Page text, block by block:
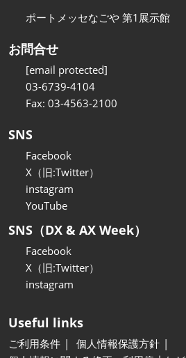
ポートメッセなごや 第1展示館
お問合せ
[email protected]
03-6739-4104
Fax: 03-4563-2100
SNS
Facebook
X（旧:Twitter）
instagram
YouTube
SNS（DX & AX Week）
Facebook
X（旧:Twitter）
instagram
Useful links
ご利用条件
個人情報保護方針